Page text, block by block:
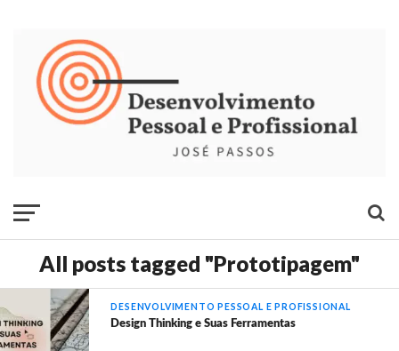
All posts tagged "Prototipagem"
DESENVOLVIMENTO PESSOAL E PROFISSIONAL
Design Thinking e Suas Ferramentas